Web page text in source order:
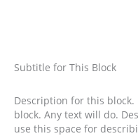
Subtitle for This Block
Description for this
block. Any text will do.
use this space for